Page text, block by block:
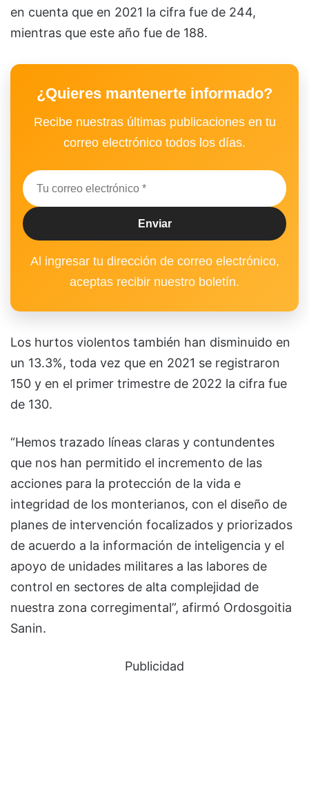
en cuenta que en 2021 la cifra fue de 244,
mientras que este año fue de 188.
¿Quieres mantenerte informado?
Recibe nuestras últimas publicaciones en tu
correo electrónico todos los días.
Al ingresar tu dirección de correo electrónico,
aceptas recibir nuestro boletín.
Los hurtos violentos también han disminuido en
un 13.3%, toda vez que en 2021 se registraron
150 y en el primer trimestre de 2022 la cifra fue
de 130.
“Hemos trazado líneas claras y contundentes
que nos han permitido el incremento de las
acciones para la protección de la vida e
integridad de los monterianos, con el diseño de
planes de intervención focalizados y priorizados
de acuerdo a la información de inteligencia y el
apoyo de unidades militares a las labores de
control en sectores de alta complejidad de
nuestra zona corregimental”, afirmó Ordosgoitia
Sanin.
Publicidad